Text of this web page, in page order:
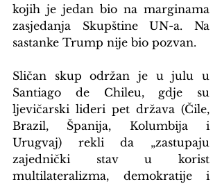
kojih je jedan bio na marginama
zasjedanja Skupštine UN-a. Na
sastanke Trump nije bio pozvan.
Sličan skup održan je u julu u
Santiago de Chileu, gdje su
ljevičarski lideri pet država (Čile,
Brazil, Španija, Kolumbija i
Urugvaj) rekli da „zastupaju
zajednički stav u korist
multilateralizma, demokratije i